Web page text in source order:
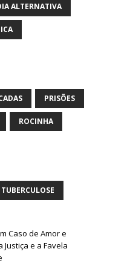
ALTERNATIVA
PRISÕES
ROCINHA
TUBERCULOSE
Caso de Amor e
Justiça e a Favela